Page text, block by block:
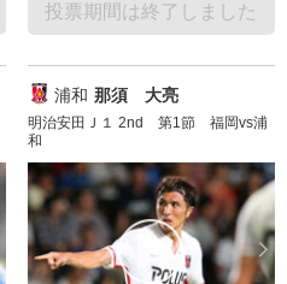
投票期間は終了しました
浦和 那須 大亮
明治安田Ｊ１ 2nd 第1節 福岡vs浦
和